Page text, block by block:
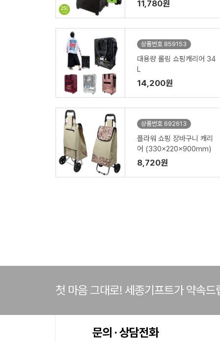
11,780원
상품번호 859153
대용량 롤링 쇼핑캐리어 34
L
14,200원
상품번호 692613
플라워 쇼핑 장바구니 캐리
어 (330x220x900mm)
8,720원
첫 마음 그대로! 세종기프트가 약속드
문의 · 상담전화